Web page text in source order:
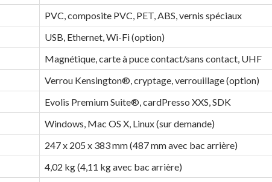
PVC, composite PVC, PET, ABS, vernis spéciaux
USB, Ethernet, Wi-Fi (option)
Magnétique, carte à puce contact/sans contact, UHF
Verrou Kensington®, cryptage, verrouillage (option)
Evolis Premium Suite®, cardPresso XXS, SDK
Windows, Mac OS X, Linux (sur demande)
247 x 205 x 383 mm (487 mm avec bac arrière)
4,02 kg (4,11 kg avec bac arrière)